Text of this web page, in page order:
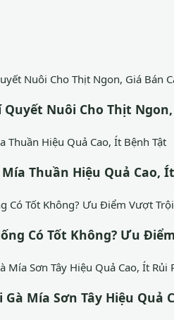
Quyết Nuôi Cho Thịt
Thuần Hiệu Quả Cao,
Có Tốt Không? Ưu
Mía Sơn Tây Hiệu Quả